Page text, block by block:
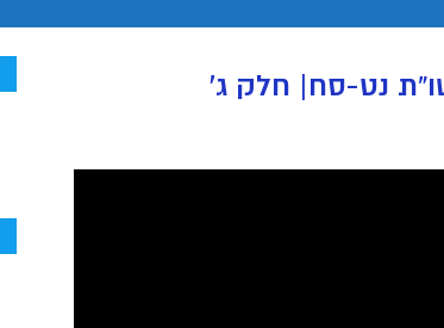
נט-סח| חלק ג’